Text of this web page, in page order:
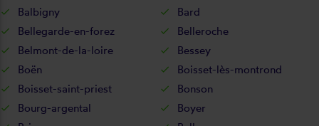
Balbigny
Bard
Bellegarde-en-forez
Belleroche
Belmont-de-la-loire
Bessey
Boën
Boisset-lès-montrond
Boisset-saint-priest
Bonson
Bourg-argental
Boyer